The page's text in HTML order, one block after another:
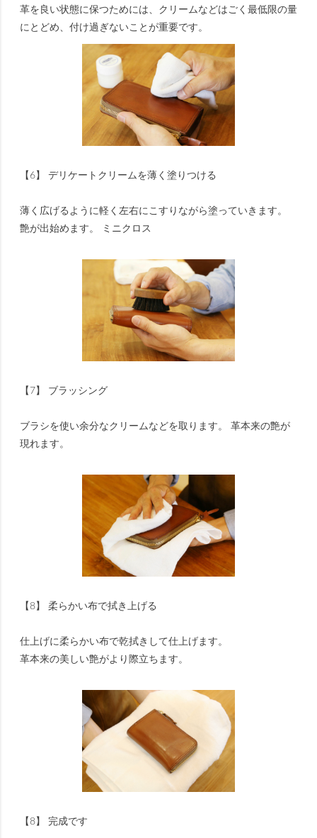
革を良い状態に保つためには、クリームなどはごく最低限の量
にとどめ、付け過ぎないことが重要です。
【6】 デリケートクリームを薄く塗りつける
薄く広げるように軽く左右にこすりながら塗っていきます。
艶が出始めます。 ミニクロス
【7】 ブラッシング
ブラシを使い余分なクリームなどを取ります。 革本来の艶が
現れます。
【8】 柔らかい布で拭き上げる
仕上げに柔らかい布で乾拭きして仕上げます。
革本来の美しい艶がより際立ちます。
【8】 完成です